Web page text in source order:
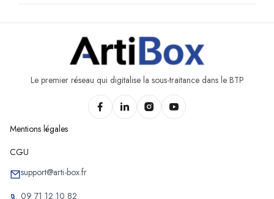
Le premier réseau qui digitalise la sous-traitance dans le BTP
Mentions légales
CGU
support@arti-box.fr
09 71 12 10 82